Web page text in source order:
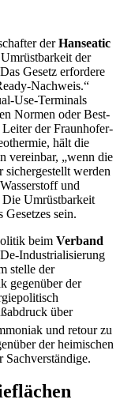
derHanseatic
der
Gesetz erfordere
-Nachweis.“
Use-Terminals
Normen oderBest-
Leiter der Fraunhofer-
hält die
vereinbar, „wenn die
sichergestellt werden
und
Die Umrüstbarkeit
Gesetzes sein.
beim Verband
Industrialisierung
stelle der
gegenüber der
über
und retour zu
der heimischen
Sachverständige.